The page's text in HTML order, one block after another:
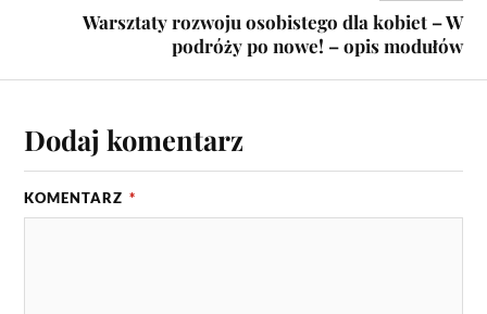
Warsztaty rozwoju osobistego dla kobiet – W
podróży po nowe! – opis modułów
Dodaj komentarz
KOMENTARZ *